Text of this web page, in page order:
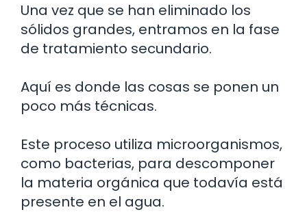
Una vez que se han eliminado los
sólidos grandes, entramos en la fase
de tratamiento secundario.
Aquí es donde las cosas se ponen un
poco más técnicas.
Este proceso utiliza microorganismos,
como bacterias, para descomponer
la materia orgánica que todavía está
presente en el agua.